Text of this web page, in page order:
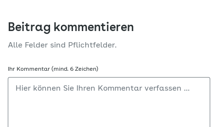
Beitrag kommentieren
Alle Felder sind Pflichtfelder.
Ihr Kommentar (mind. 6 Zeichen)